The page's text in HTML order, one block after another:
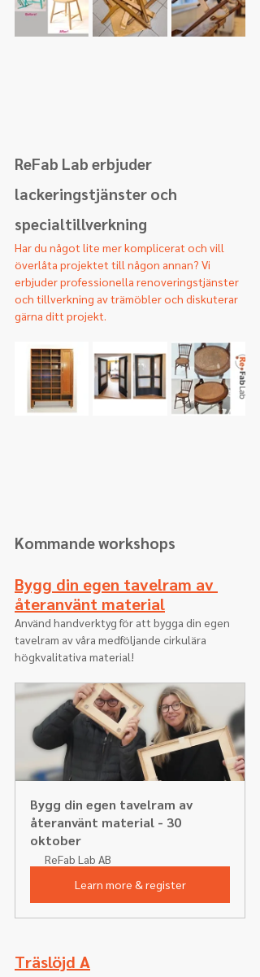
ReFab Lab erbjuder
lackeringstjänster och
specialtillverkning
Har du något lite mer komplicerat och vill
överlåta projektet till någon annan? Vi
erbjuder professionella renoveringstjänster
och tillverkning av trämöbler och diskuterar
gärna ditt projekt.
Kommande workshops
Bygg din egen tavelram av
återanvänt material
Använd handverktyg för att bygga din egen
tavelram av våra medföljande cirkulära
högkvalitativa material!
Bygg din egen tavelram av
återanvänt material - 30
oktober
ReFab Lab AB
Learn more & register
Träslöjd A